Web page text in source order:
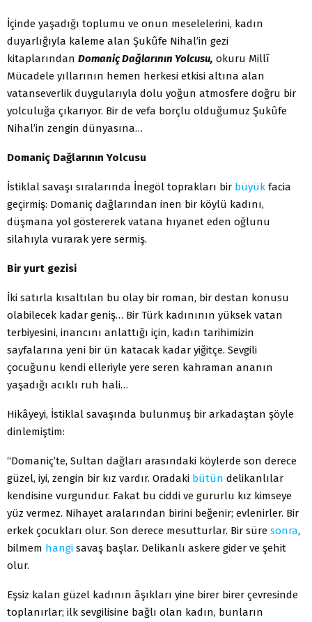
İçinde yaşadığı toplumu ve onun meselelerini, kadın
duyarlığıyla kaleme alan Şukûfe Nihal’in gezi
kitaplarından Domaniç Dağlarının Yolcusu, okuru Millî
Mücadele yıllarının hemen herkesi etkisi altına alan
vatanseverlik duygularıyla dolu yoğun atmosfere doğru bir
yolculuğa çıkarıyor. Bir de vefa borçlu olduğumuz Şukûfe
Nihal’in zengin dünyasına…
Domaniç Dağlarının Yolcusu
İstiklal savaşı sıralarında İnegöl toprakları bir büyük facia
geçirmiş: Domaniç dağlarından inen bir köylü kadını,
düşmana yol göstererek vatana hıyanet eden oğlunu
silahıyla vurarak yere sermiş.
Bir yurt gezisi
İki satırla kısaltılan bu olay bir roman, bir destan konusu
olabilecek kadar geniş… Bir Türk kadınının yüksek vatan
terbiyesini, inancını anlattığı için, kadın tarihimizin
sayfalarına yeni bir ün katacak kadar yiğitçe. Sevgili
çocuğunu kendi elleriyle yere seren kahraman ananın
yaşadığı acıklı ruh hali…
Hikâyeyi, İstiklal savaşında bulunmuş bir arkadaştan şöyle
dinlemiştim:
“Domaniç’te, Sultan dağları arasındaki köylerde son derece
güzel, iyi, zengin bir kız vardır. Oradaki bütün delikanlılar
kendisine vurgundur. Fakat bu ciddi ve gururlu kız kimseye
yüz vermez. Nihayet aralarından birini beğenir; evlenirler. Bir
erkek çocukları olur. Son derece mesutturlar. Bir süre sonra,
bilmem hangi savaş başlar. Delikanlı askere gider ve şehit
olur.
Eşsiz kalan güzel kadının âşıkları yine birer birer çevresinde
toplanırlar; ilk sevgilisine bağlı olan kadın, bunların